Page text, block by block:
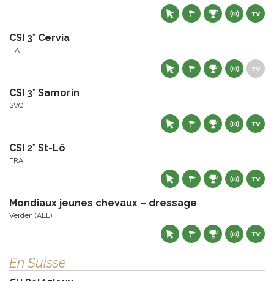
CSI 3* Cervia
ITA
CSI 3* Samorin
SVQ
CSI 2* St-Lô
FRA
Mondiaux jeunes chevaux – dressage
Verden (ALL)
En Suisse